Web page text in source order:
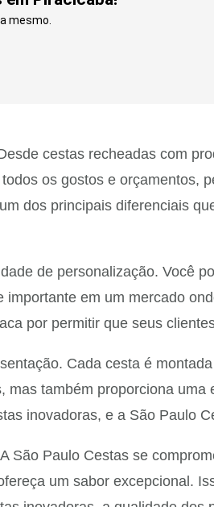
mesmo.
cestas recheadas com
os gostos e orçamentos,
dos principais diferenciais
de personalização. Você
em um mercado
por permitir que seus
Cada cesta é
também proporciona
inovadoras, e a São Paulo
Paulo Cestas se
um sabor excepcional.